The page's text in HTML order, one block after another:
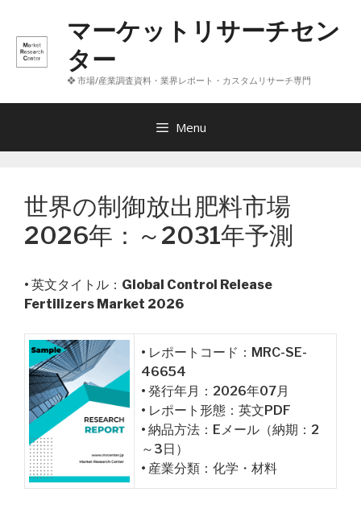
へ
マーケットリサーチセン
ター
❖ 市場/産業調査資料・業界レポート・カスタムリサーチ専門
Menu
世界の制御放出肥料市場
2026年：～2031年予測
• 英文タイトル： Global Control Release
Fertilizers Market 2026
• レポートコード：MRC-SE-
46654
• 発行年月：2026年07月
• レポート形態：英文PDF
• 納品方法：Eメール（納期：2
～3日）
• 産業分類：化学・材料